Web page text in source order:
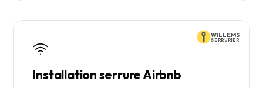
WILLEMS
SERRURIER
Installation serrure Airbnb